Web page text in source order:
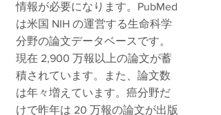
情報が必要になります。PubMed
は米国 NIH の運営する生命科学
分野の論文データベースです。
現在 2,900 万報以上の論文が蓄
積されています。また、論文数
は年々増えています。癌分野だ
けで昨年は 20 万報の論文が出版